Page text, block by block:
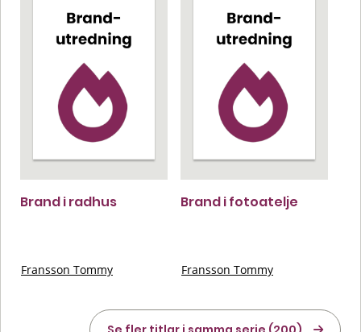
Brand i radhus
Fransson Tommy
Brand i fotoatelje
Fransson Tommy